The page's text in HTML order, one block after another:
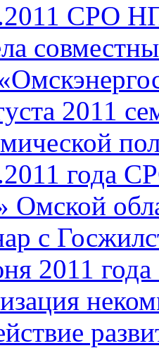
СРО
2011
года
с
2011